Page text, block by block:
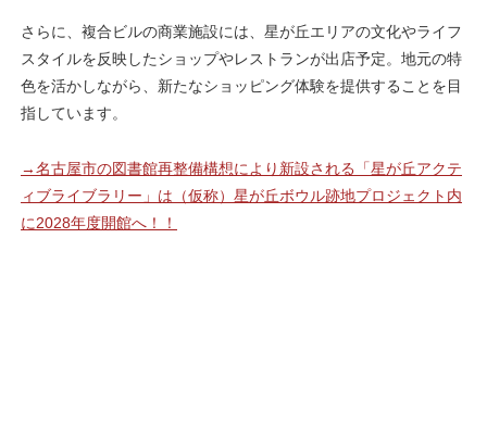
さらに、複合ビルの商業施設には、星が丘エリアの文化やライフ
スタイルを反映したショップやレストランが出店予定。地元の特
色を活かしながら、新たなショッピング体験を提供することを目
指しています。
→名古屋市の図書館再整備構想により新設される「星が丘アクテ
ィブライブラリー」は（仮称）星が丘ボウル跡地プロジェクト内
に2028年度開館へ！！